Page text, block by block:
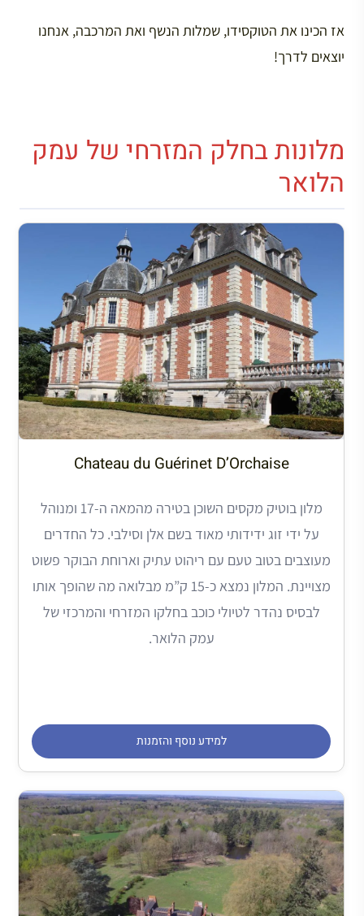
אז הכינו את הטוקסידו, שמלות הנשף ואת המרכבה, אנחנו
יוצאים לדרך!
מלונות בחלק המזרחי של עמק
הלואר
Chateau du Guérinet D’Orchaise
מלון בוטיק מקסים השוכן בטירה מהמאה ה-17 ומנוהל
על ידי זוג ידידותי מאוד בשם אלן וסילבי. כל החדרים
מעוצבים בטוב טעם עם ריהוט עתיק וארוחת הבוקר פשוט
מצויינת. המלון נמצא כ-15 ק”מ מבלואה מה שהופך אותו
לבסיס נהדר לטיולי כוכב בחלקו המזרחי והמרכזי של
עמק הלואר.
למידע נוסף והזמנות